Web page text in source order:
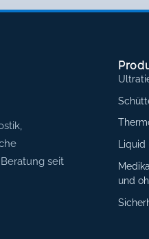
seit
Liquid
und